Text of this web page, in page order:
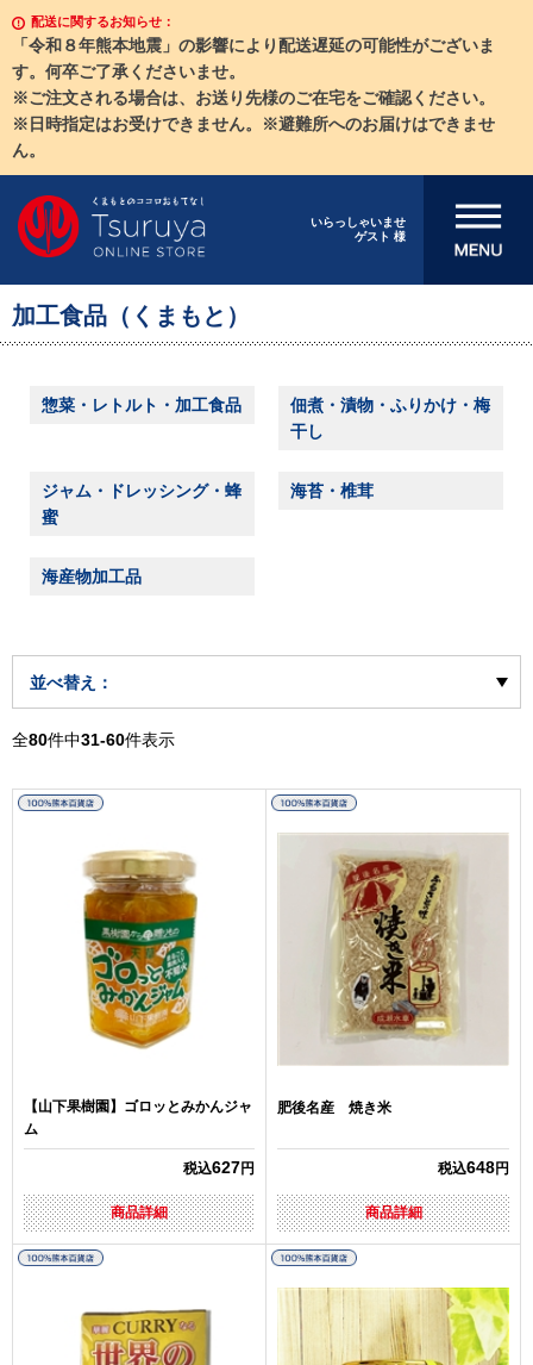
配送に関するお知らせ：
「令和８年熊本地震」の影響により配送遅延の可能性がございま
す。何卒ご了承くださいませ。
※ご注文される場合は、お送り先様のご在宅をご確認ください。
※日時指定はお受けできません。※避難所へのお届けはできませ
ん。
いらっしゃいませ
ゲスト 様
メニューを開
加工食品（くまもと）
惣菜・レトルト・加工食品
佃煮・漬物・ふりかけ・梅
干し
ジャム・ドレッシング・蜂
蜜
海苔・椎茸
海産物加工品
並べ替え：
全80件中31-60件表示
【山下果樹園】ゴロッとみかんジャ
ム
税込627円
商品詳細
肥後名産 焼き米
税込648円
商品詳細